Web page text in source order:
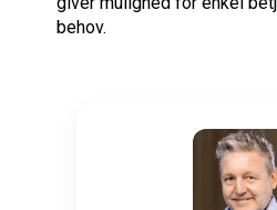
behov.